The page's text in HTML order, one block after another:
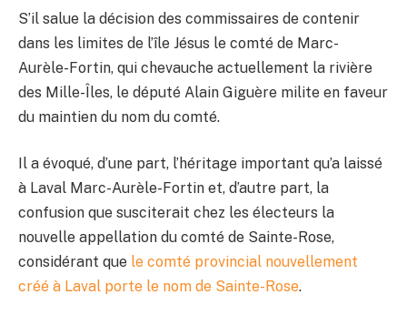
S’il salue la décision des commissaires de contenir
dans les limites de l’île Jésus le comté de Marc-
Aurèle-Fortin, qui chevauche actuellement la rivière
des Mille-Îles, le député Alain Giguère milite en faveur
du maintien du nom du comté.
Il a évoqué, d’une part, l’héritage important qu’a laissé
à Laval Marc-Aurèle-Fortin et, d’autre part, la
confusion que susciterait chez les électeurs la
nouvelle appellation du comté de Sainte-Rose,
considérant que le comté provincial nouvellement
créé à Laval porte le nom de Sainte-Rose.